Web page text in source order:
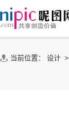
当前位置： 设计 >